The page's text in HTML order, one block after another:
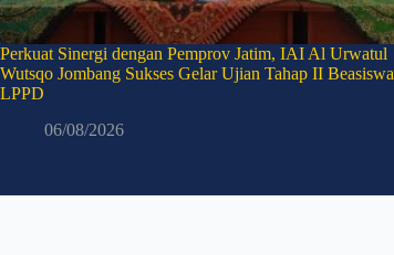
Perkuat Sinergi dengan Pemprov Jatim, IAI Al Urwatul
Wutsqo Jombang Sukses Gelar Ujian Tahap II Beasiswa
LPPD
06/08/2026